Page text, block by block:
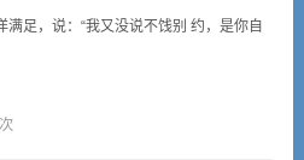
足，说：“我又没说不饯别 约，是你自